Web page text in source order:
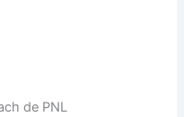
de PNL